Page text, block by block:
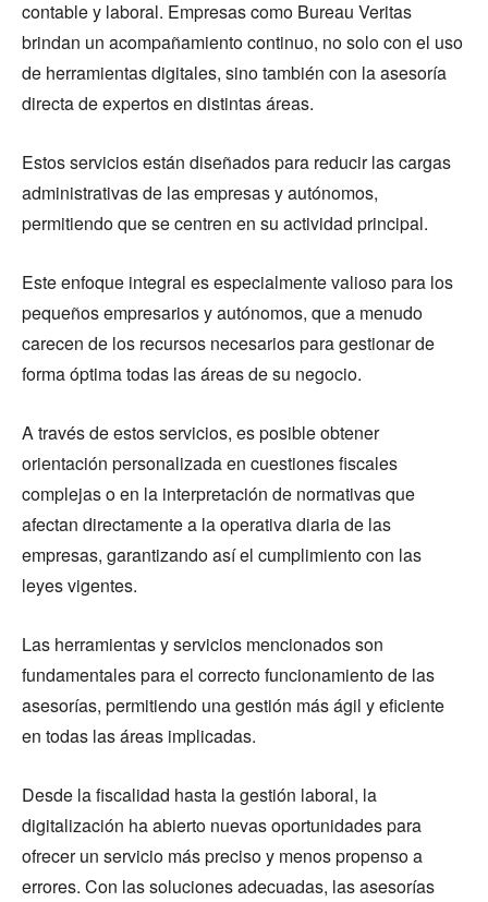
contable y laboral. Empresas como Bureau Veritas
brindan un acompañamiento continuo, no solo con el uso
de herramientas digitales, sino también con la asesoría
directa de expertos en distintas áreas.
Estos servicios están diseñados para reducir las cargas
administrativas de las empresas y autónomos,
permitiendo que se centren en su actividad principal.
Este enfoque integral es especialmente valioso para los
pequeños empresarios y autónomos, que a menudo
carecen de los recursos necesarios para gestionar de
forma óptima todas las áreas de su negocio.
A través de estos servicios, es posible obtener
orientación personalizada en cuestiones fiscales
complejas o en la interpretación de normativas que
afectan directamente a la operativa diaria de las
empresas, garantizando así el cumplimiento con las
leyes vigentes.
Las herramientas y servicios mencionados son
fundamentales para el correcto funcionamiento de las
asesorías, permitiendo una gestión más ágil y eficiente
en todas las áreas implicadas.
Desde la fiscalidad hasta la gestión laboral, la
digitalización ha abierto nuevas oportunidades para
ofrecer un servicio más preciso y menos propenso a
errores. Con las soluciones adecuadas, las asesorías